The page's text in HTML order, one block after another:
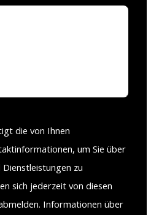
die von Ihnen
um Sie über
zu
sich jederzeit von diesen
Informationen über